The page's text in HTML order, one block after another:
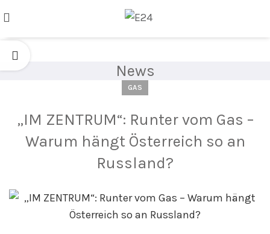
News
GAS
„IM ZENTRUM“: Runter vom Gas –
Warum hängt Österreich so an
Russland?